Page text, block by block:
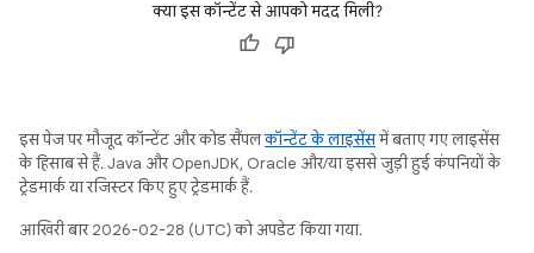
क्या इस कॉन्टेंट से आपको मदद मिली?
इस पेज पर मौजूद कॉन्टेंट और कोड सैंपलकॉन्टेंट के लाइसेंसमें बताए गए लाइसेंस
के हिसाब से हैं. Java और OpenJDK, Oracle और/या इससे जुड़ी हुई कंपनियों के
ट्रेडमार्क या रजिस्टर किए हुए ट्रेडमार्क हैं.
आखिरी बार 2026-02-28 (UTC) को अपडेट किया गया.